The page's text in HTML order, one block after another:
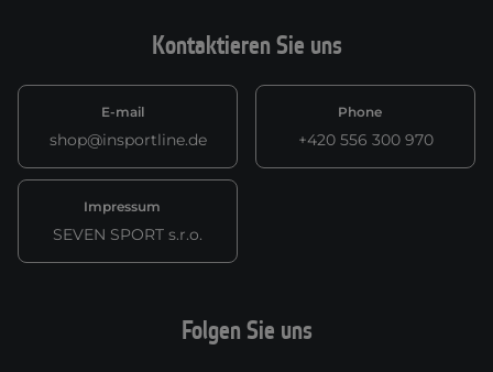
Kontaktieren Sie uns
E-mail
shop@insportline.de
Phone
+420 556 300 970
Impressum
SEVEN SPORT s.r.o.
Folgen Sie uns